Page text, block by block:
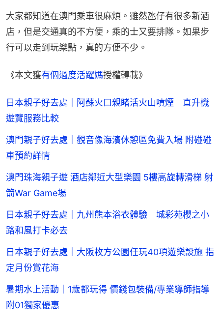
大家都知道在澳門乘車很麻煩。雖然氹仔有很多新酒
店，但是交通真的不方便，乘的士又要排隊。如果步
行可以走到玩樂點，真的方便不少。
《本文獲有個過度活躍媽授權轉載》
日本親子好去處｜阿蘇火口親睹活火山噴煙 直升機
遊覽服務比較
澳門親子好去處｜觀音像海濱休憩區免費入場 附碰碰
車預約詳情
澳門珠海親子遊 酒店鄰近大型樂園 5樓高旋轉滑梯 射
箭War Game場
日本親子好去處｜九州熊本浴衣體驗 城彩苑櫻之小
路和風打卡必去
日本親子好去處｜大阪枚方公園任玩40項遊樂設施 指
定月份賞花海
暑期水上活動｜1歲都玩得 價錢包裝備/專業導師指導
附01獨家優惠